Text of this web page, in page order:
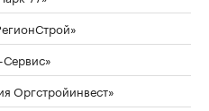
Оргстройинвест»